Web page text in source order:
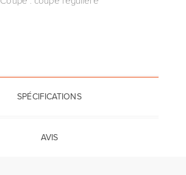
SPÉCIFICATIONS
AVIS